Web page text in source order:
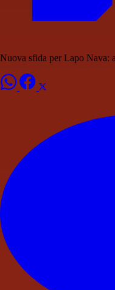
Nuova sfida per Lapo Nava: